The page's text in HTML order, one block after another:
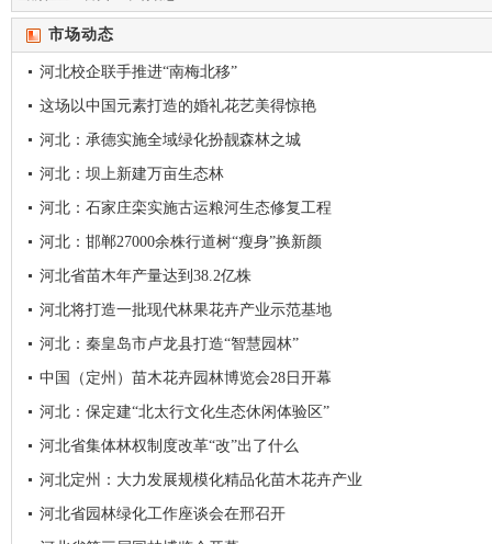
市场动态
河北校企联手推进“南梅北移”
这场以中国元素打造的婚礼花艺美得惊艳
河北：承德实施全域绿化扮靓森林之城
河北：坝上新建万亩生态林
河北：石家庄栾实施古运粮河生态修复工程
河北：邯郸27000余株行道树“瘦身”换新颜
河北省苗木年产量达到38.2亿株
河北将打造一批现代林果花卉产业示范基地
河北：秦皇岛市卢龙县打造“智慧园林”
中国（定州）苗木花卉园林博览会28日开幕
河北：保定建“北太行文化生态休闲体验区”
河北省集体林权制度改革“改”出了什么
河北定州：大力发展规模化精品化苗木花卉产业
河北省园林绿化工作座谈会在邢召开